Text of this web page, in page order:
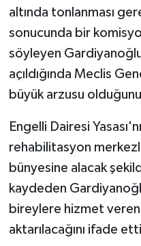
altında tonlanması
sonucunda bir
söyleyen
açıldığında Meclis
büyük arzusu
Engelli Dairesi
rehabilitasyon
bünyesine alacak
kaydeden
bireylere hizmet veren
aktarılacağını ifade